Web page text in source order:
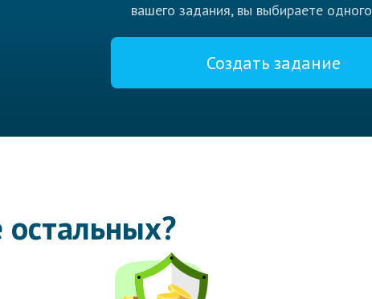
вашего задания, вы выбираете одного
Создать задание